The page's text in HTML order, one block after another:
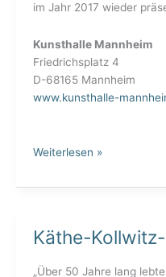
im Jahr 2017 wieder
Kunsthalle Mannheim
Friedrichsplatz 4
D-68165 Mannheim
www.kunsthalle-
Weiterlesen »
Käthe-
„Über 50 Jahre lang
Käthe-
Museum